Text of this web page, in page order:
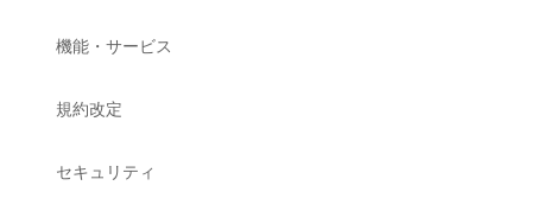
機能・サービス
規約改定
セキュリティ